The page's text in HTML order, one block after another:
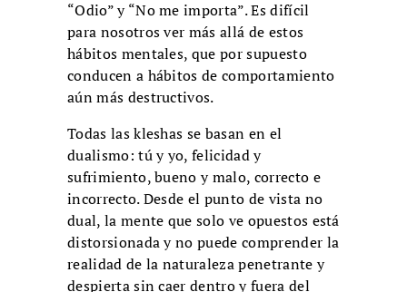
“Odio” y “No me importa”. Es difícil
para nosotros ver más allá de estos
hábitos mentales, que por supuesto
conducen a hábitos de comportamiento
aún más destructivos.
Todas las kleshas se basan en el
dualismo: tú y yo, felicidad y
sufrimiento, bueno y malo, correcto e
incorrecto. Desde el punto de vista no
dual, la mente que solo ve opuestos está
distorsionada y no puede comprender la
realidad de la naturaleza penetrante y
despierta sin caer dentro y fuera del